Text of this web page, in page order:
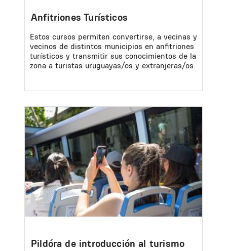
Anfitriones Turísticos
Estos cursos permiten convertirse, a vecinas y
vecinos de distintos municipios en anfitriones
turísticos y transmitir sus conocimientos de la
zona a turistas uruguayas/os y extranjeras/os.
Image
Pildóra de introducción al turismo